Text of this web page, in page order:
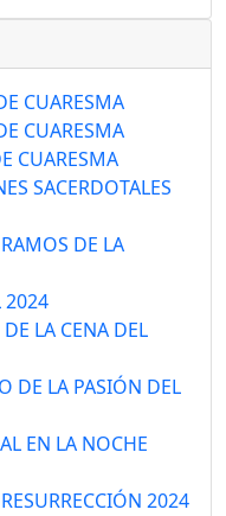
CUARESMA
CUARESMA
CUARESMA
SACERDOTALES
DE LA
2024
LA CENA DEL
DE LA PASIÓN DEL
EN LA NOCHE
2024